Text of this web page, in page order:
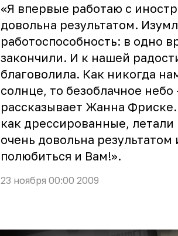
«Я впервые работаю с
довольна результатом.
работоспособность: в одно
закончили. И к нашей
благоволила. Как никогда
солнце, то безоблачное небо
рассказывает Жанна Фриске.
как дрессированные,
очень довольна
полюбиться и Вам!».
23 ноября 00:00 2009